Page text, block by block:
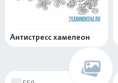
Антистресс хамелеон